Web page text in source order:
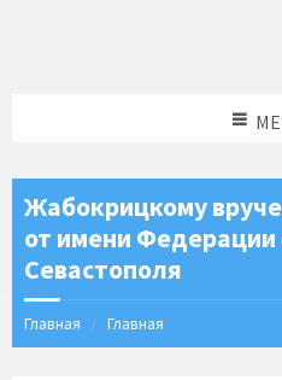
Жабокрицкому
от имени
Севастополя
Главная Главная